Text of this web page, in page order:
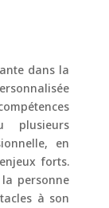
dans la
plusieurs
en
forts.
personne
à son